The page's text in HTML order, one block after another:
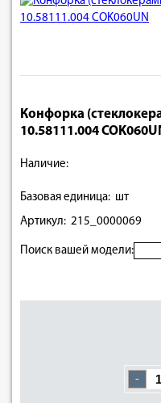
Конфорка
10.58111.004
Наличие:
Базовая единица: шт
Артикул: 215_0000069
Поиск вашей модели:
-